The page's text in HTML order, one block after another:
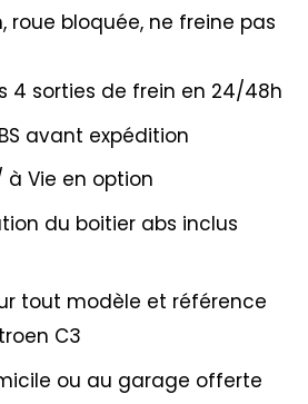
roue bloquée, ne freine pas
4 sorties de frein en 24/48h
avant expédition
à Vie en option
du boitier abs inclus
tout modèle et référence
C3
ou au garage offerte